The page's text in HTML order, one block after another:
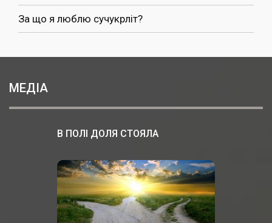
За що я люблю сучукрліт?
МЕДІА
В ПОЛІ ДОЛЯ СТОЯЛА